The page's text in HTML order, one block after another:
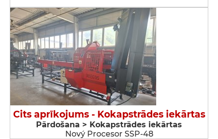
Cits aprīkojums - Kokapstrādes iekārtas
Pārdošana > Kokapstrādes iekārtas
Nový Procesor SSP-48